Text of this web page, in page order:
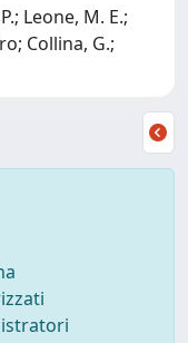
Leone, M. E.;
Collina, G.;